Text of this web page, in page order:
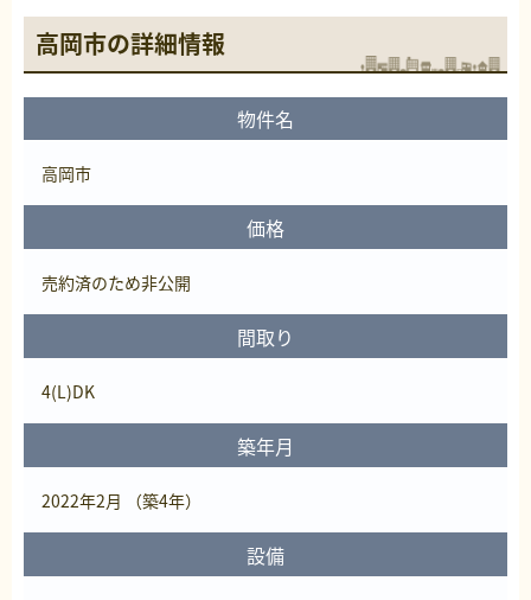
高岡市の詳細情報
物件名
高岡市
価格
売約済のため非公開
間取り
4(L)DK
築年月
2022年2月 （築4年）
設備